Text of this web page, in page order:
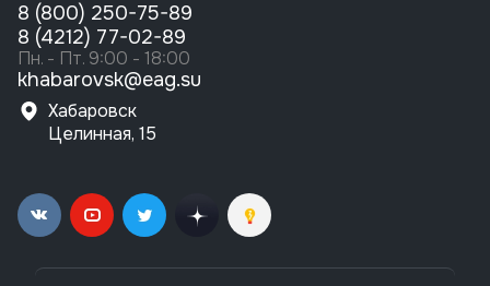
8 (800) 250-75-89
8 (4212) 77-02-89
Пн. - Пт. 9:00 - 18:00
khabarovsk@eag.su
Хабаровск
Целинная, 15